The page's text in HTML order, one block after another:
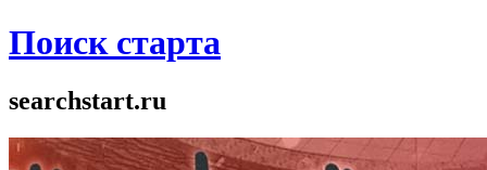
Поиск старта
searchstart.ru